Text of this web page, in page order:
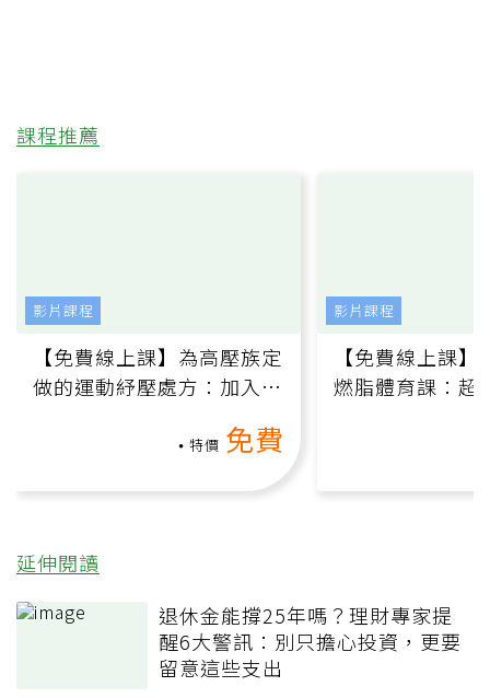
課程推薦
【免費線上課】為高壓族定
做的運動紓壓處方：加入行
特價 免費
影片課程
【免費線上課
燃脂體育課：超
影片課程
延伸閱讀
退休金能撐25年嗎？理財專家提
醒6大警訊：別只擔心投資，更要
留意這些支出